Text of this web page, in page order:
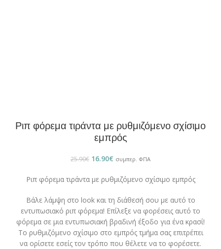
Ριπ φόρεμα τιράντα με ρυθμιζόμενο σχίσιμο
εμπρός
25.90€ 16.90€ συμπερ. ΦΠΑ
Ριπ φόρεμα τιράντα με ρυθμιζόμενο σχίσιμο εμπρός
Βάλε λάμψη στο look και τη διάθεσή σου με αυτό το
εντυπωσιακό ριπ φόρεμα! Επίλεξε να φορέσεις αυτό το
φόρεμα σε μια εντυπωσιακή βραδινή έξοδο για ένα κρασί!
Το ρυθμιζόμενο σχίσιμο στο εμπρός τμήμα σας επιτρέπει
να ορίσετε εσείς τον τρόπο που θέλετε να το φορέσετε.